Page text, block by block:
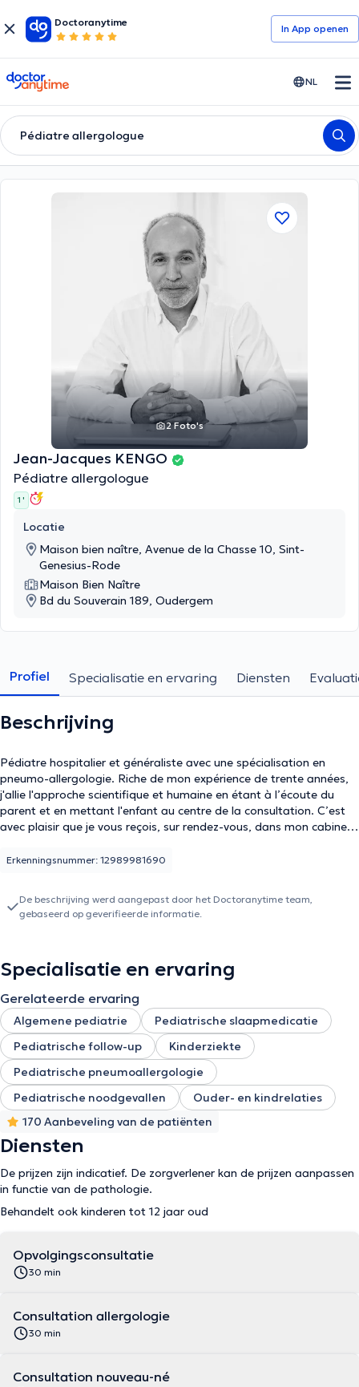
Doctoranytime
In App openen
doctoranytime NL
Pédiatre allergologue
2 Foto's
Jean-Jacques KENGO
Pédiatre allergologue
1 '
Locatie
Maison bien naître, Avenue de la Chasse 10, Sint-
Genesius-Rode
Maison Bien Naître
Bd du Souverain 189, Oudergem
Profiel Specialisatie en ervaring Diensten
Beschrijving
Pédiatre hospitalier et généraliste avec une spécialisation en
pneumo-allergologie. Riche de mon expérience de trente années,
j'allie l'approche scientifique et humaine en étant à l’écoute du
parent et en mettant l'enfant au centre de la consultation. C’est
avec plaisir que je vous reçois, sur rendez-vous, dans mon cabinet
Erkenningsnummer: 12989981690
De beschrijving werd aangepast door het Doctoranytime team,
gebaseerd op geverifieerde informatie.
Specialisatie en ervaring
Gerelateerde ervaring
Algemene pediatrie
Pediatrische slaapmedicatie
Pediatrische follow-up
Kinderziekte
Pediatrische pneumoallergologie
Pediatrische noodgevallen
Ouder- en kindrelaties
170 Aanbeveling van de patiënten
Diensten
De prijzen zijn indicatief. De zorgverlener kan de prijzen aanpassen
in functie van de pathologie.
Behandelt ook kinderen tot 12 jaar oud
Opvolgingsconsultatie
30 min
Consultation allergologie
30 min
Consultation nouveau-né